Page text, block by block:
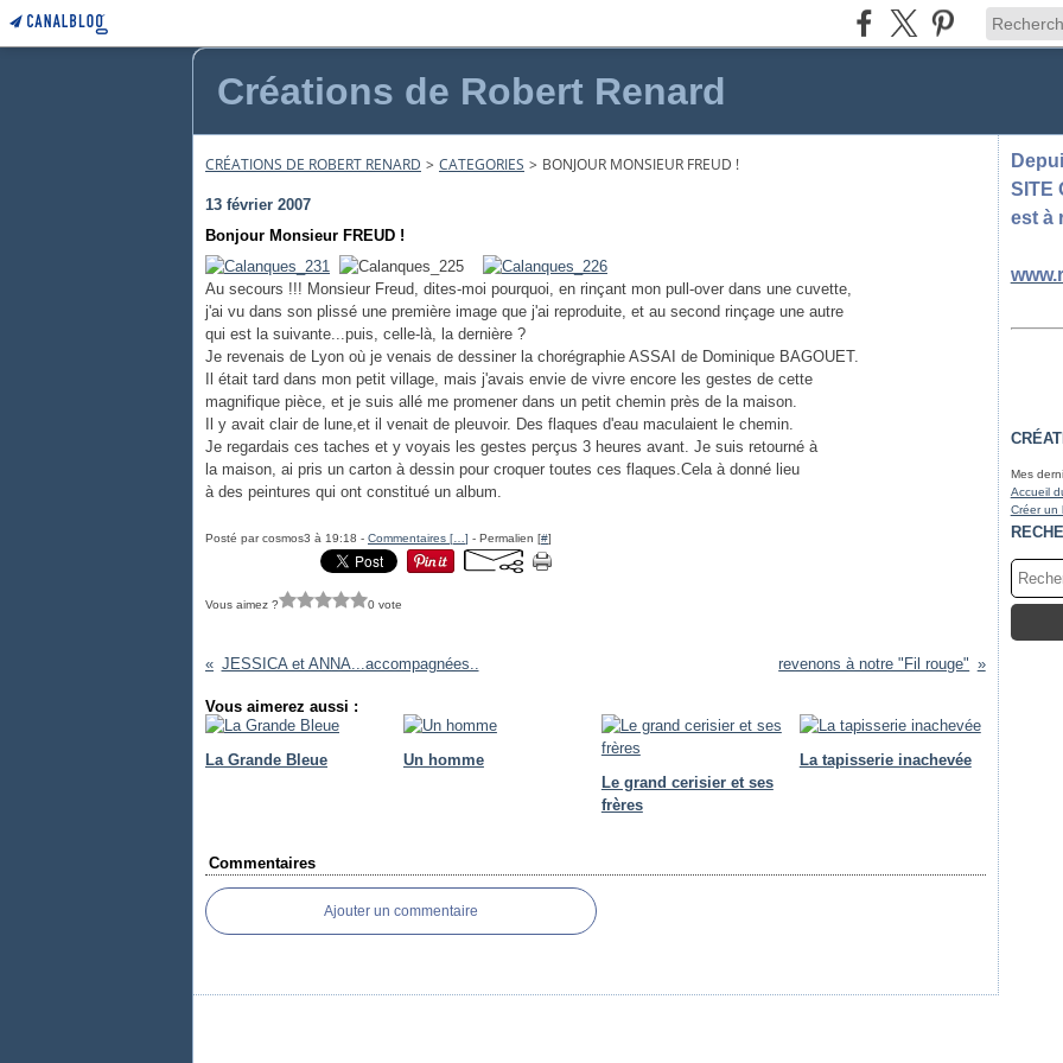
Créations de Robert Renard
CRÉATIONS DE ROBERT RENARD > CATEGORIES > BONJOUR MONSIEUR FREUD !
13 février 2007
Bonjour Monsieur FREUD !
Au secours !!! Monsieur Freud, dites-moi pourquoi, en rinçant mon pull-over dans une cuvette,
j'ai vu dans son plissé une première image que j'ai reproduite, et au second rinçage une autre
qui est la suivante...puis, celle-là, la dernière ?
Je revenais de Lyon où je venais de dessiner la chorégraphie ASSAI de Dominique BAGOUET.
Il était tard dans mon petit village, mais j'avais envie de vivre encore les gestes de cette
magnifique pièce, et je suis allé me promener dans un petit chemin près de la maison.
Il y avait clair de lune,et il venait de pleuvoir. Des flaques d'eau maculaient le chemin.
Je regardais ces taches et y voyais les gestes perçus 3 heures avant. Je suis retourné à
la maison, ai pris un carton à dessin pour croquer toutes ces flaques.Cela à donné lieu
à des peintures qui ont constitué un album.
Posté par cosmos3 à 19:18 - Commentaires [ ] - Permalien [#]
Vous aimez ? 0 vote
JESSICA et ANNA...accompagnées.. revenons à notre "Fil rouge"
Vous aimerez aussi :
La Grande Bleue
Un homme
Le grand cerisier et ses
frères
La tapisserie inachevée
Commentaires
Ajouter un commentaire
SITE
est à
Mes
Accueil
Créer un